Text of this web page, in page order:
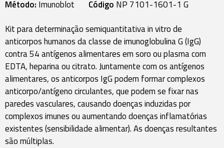
Método: Imunoblot Código NP 7101-1601-1 G
Kit para determinação semiquantitativa in vitro de
anticorpos humanos da classe de imunoglobulina G (IgG)
contra 54 antígenos alimentares em soro ou plasma com
EDTA, heparina ou citrato. Juntamente com os antígenos
alimentares, os anticorpos IgG podem formar complexos
anticorpo/antígeno circulantes, que podem se fixar nas
paredes vasculares, causando doenças induzidas por
complexos imunes ou aumentando doenças inflamatórias
existentes (sensibilidade alimentar). As doenças resultantes
são múltiplas.